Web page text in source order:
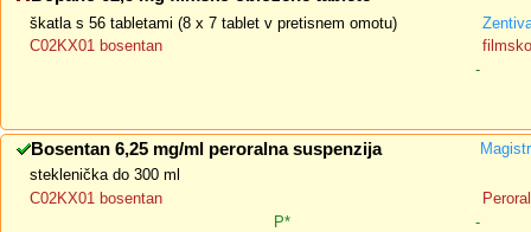
škatla s 56 tabletami (8 x 7 tablet v pretisnem omotu)
C02KX01 bosentan
-
Bosentan 6,25 mg/ml peroralna suspenzija
steklenička do 300 ml
C02KX01 bosentan
P*
-